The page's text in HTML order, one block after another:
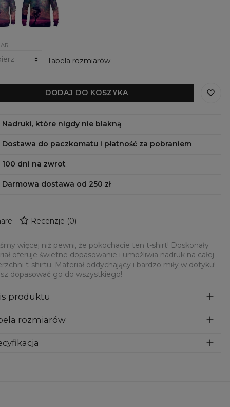
Go
Away
Tabela rozmiarów
DODAJ DO KOSZYKA
Nadruki, które nigdy nie blakną
Dostawa do paczkomatu i płatność za pobraniem
100 dni na zwrot
Darmowa dostawa od 250 zł
Recenzje (0)
więcej niż pewni, że pokochacie ten t-shirt! Doskonały
oferuje świetne dopasowanie i umożliwia nadruk na całej
t-shirtu. Materiał oddychający i bardzo miły w dotyku!
dopasować go do wszystkiego!
produktu
oferuje świetne dopasowanie i umożliwia nadruk na
Możesz dopasować go do wszystkiego!
rozmiarów